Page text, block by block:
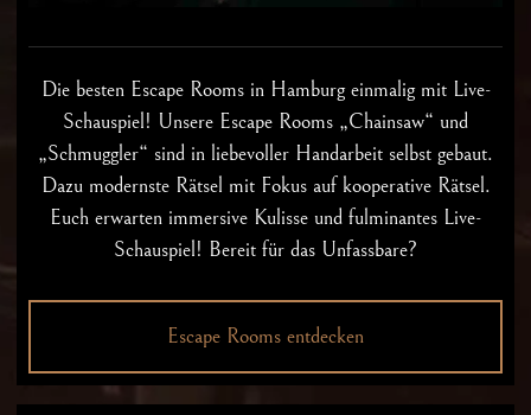
Die bestenEscape Rooms in Hamburgeinmalig mit Live-
Schauspiel! Unsere Escape Rooms „Chainsaw“ und
„Schmuggler“ sind in liebevoller Handarbeit selbst gebaut.
Dazu modernste Rätsel mit Fokus auf kooperative Rätsel.
Euch erwarten immersive Kulisse und fulminantes Live-
Schauspiel! Bereit für das Unfassbare?
Escape Rooms entdecken